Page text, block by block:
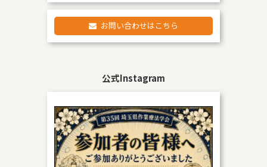
お問い合わせはこちら
公式Instagram